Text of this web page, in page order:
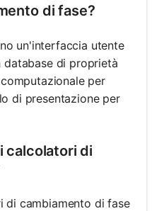
di fase?
un'interfaccia utente
database di proprietà
per
di presentazione per
calcolatori di
di cambiamento di fase